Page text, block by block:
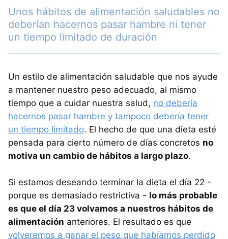
Unos hábitos de alimentación saludables no
deberían hacernos pasar hambre ni tener
un tiempo limitado de duración
Un estilo de alimentación saludable que nos ayude
a mantener nuestro peso adecuado, al mismo
tiempo que a cuidar nuestra salud, no debería
hacernos pasar hambre y tampoco debería tener
un tiempo limitado. El hecho de que una dieta esté
pensada para cierto número de días concretos no
motiva un cambio de hábitos a largo plazo.
Si estamos deseando terminar la dieta el día 22 -
porque es demasiado restrictiva - lo más probable
es que el día 23 volvamos a nuestros hábitos de
alimentación anteriores. El resultado es que
volveremos a ganar el peso que habíamos perdido